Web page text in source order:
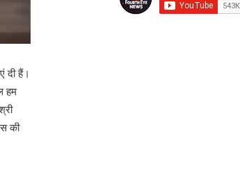
दी हैं।
हम
की